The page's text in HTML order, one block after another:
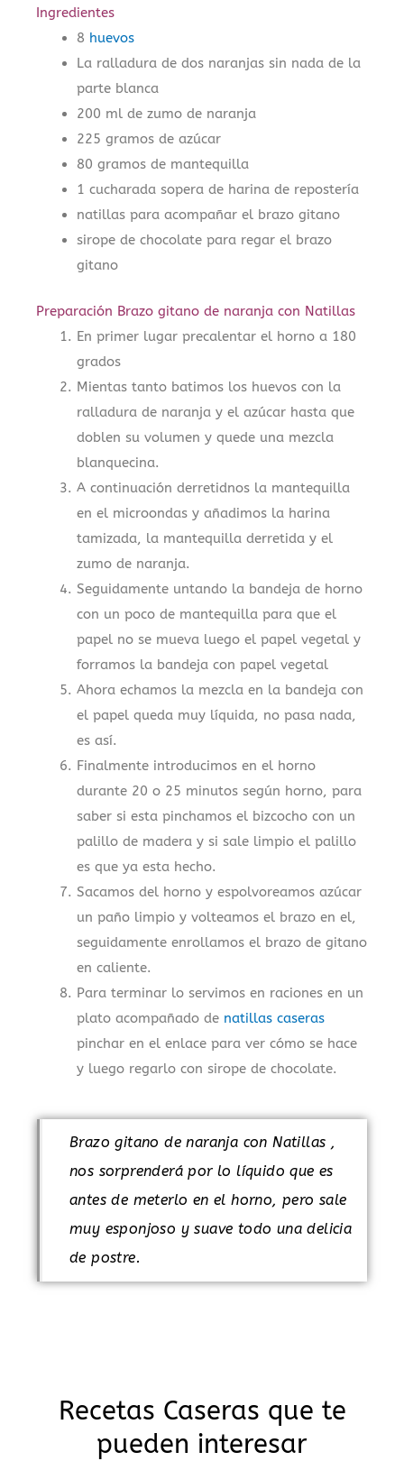
Ingredientes
8 huevos
La ralladura de dos naranjas sin nada de la
parte blanca
200 ml de zumo de naranja
225 gramos de azúcar
80 gramos de mantequilla
1 cucharada sopera de harina de repostería
natillas para acompañar el brazo gitano
sirope de chocolate para regar el brazo
gitano
Preparación Brazo gitano de naranja con Natillas
En primer lugar precalentar el horno a 180
grados
Mientas tanto batimos los huevos con la
ralladura de naranja y el azúcar hasta que
doblen su volumen y quede una mezcla
blanquecina.
A continuación derretidnos la mantequilla
en el microondas y añadimos la harina
tamizada, la mantequilla derretida y el
zumo de naranja.
Seguidamente untando la bandeja de horno
con un poco de mantequilla para que el
papel no se mueva luego el papel vegetal y
forramos la bandeja con papel vegetal
Ahora echamos la mezcla en la bandeja con
el papel queda muy líquida, no pasa nada,
es así.
Finalmente introducimos en el horno
durante 20 o 25 minutos según horno, para
saber si esta pinchamos el bizcocho con un
palillo de madera y si sale limpio el palillo
es que ya esta hecho.
Sacamos del horno y espolvoreamos azúcar
un paño limpio y volteamos el brazo en el,
seguidamente enrollamos el brazo de gitano
en caliente.
Para terminar lo servimos en raciones en un
plato acompañado de natillas caseras
pinchar en el enlace para ver cómo se hace
y luego regarlo con sirope de chocolate.
Brazo gitano de naranja con Natillas ,
nos sorprenderá por lo líquido que es
antes de meterlo en el horno, pero sale
muy esponjoso y suave todo una delicia
de postre.
Recetas Caseras que te
pueden interesar